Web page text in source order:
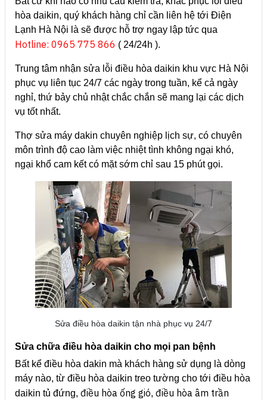
hòa daikin, quý khách hàng chỉ cần liên hệ tới Điện
Lạnh Hà Nội là sẽ được hỗ trợ ngay lập tức qua
Hotline: 0965 775 866 ( 24/24h ).
Trung tâm nhận sửa lỗi điều hòa daikin khu vực Hà Nội
phục vụ liên tục 24/7 các ngày trong tuần, kể cả ngày
nghỉ, thứ bảy chủ nhật chắc chắn sẽ mang lại các dịch
vụ tốt nhất.
Thợ sửa máy dakin chuyên nghiệp lịch sự, có chuyên
môn trình độ cao làm việc nhiệt tình không ngại khó,
ngại khổ cam kết có mặt sớm chỉ sau 15 phút gọi.
Sửa điều hòa daikin tận nhà phục vụ 24/7
Sửa chữa điều hòa daikin cho mọi pan bệnh
Bất kể điều hòa dakin mà khách hàng sử dụng là dòng
máy nào, từ điều hòa daikin treo tường cho tới điều hòa
daikin tủ đứng, điều hòa ống gió, điều hòa âm trần